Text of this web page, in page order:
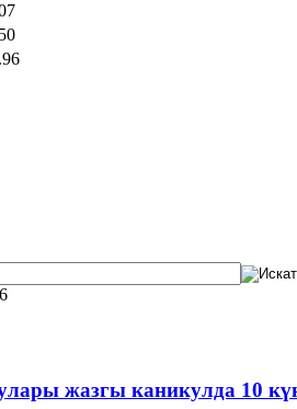
жазгы каникулда 10